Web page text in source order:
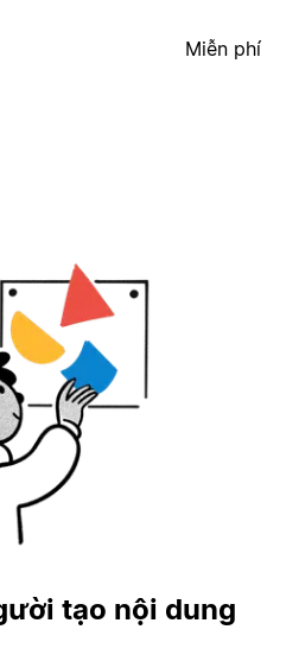
Miễn phí
tạo nội dung